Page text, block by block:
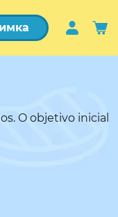
O objetivo inicial